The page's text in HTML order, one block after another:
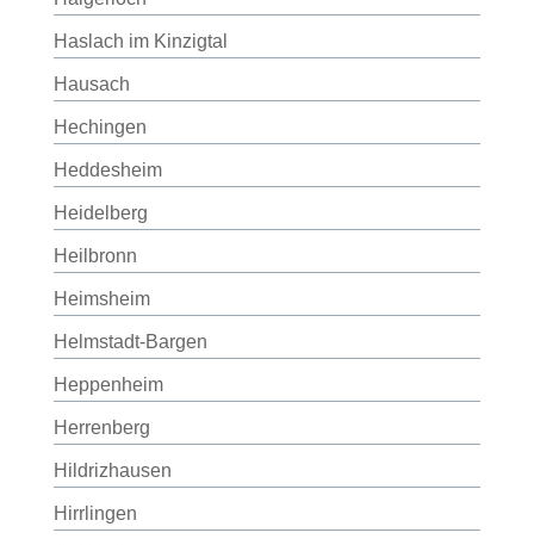
Haslach im Kinzigtal
Hausach
Hechingen
Heddesheim
Heidelberg
Heilbronn
Heimsheim
Helmstadt-Bargen
Heppenheim
Herrenberg
Hildrizhausen
Hirrlingen